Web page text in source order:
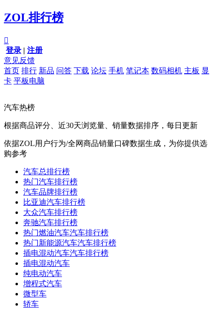
ZOL排行榜

登录 | 注册
意见反馈
首页 排行 新品 问答 下载 论坛 手机 笔记本 数码相机 主板 显
卡 平板电脑
汽车热榜
根据商品评分、近30天浏览量、销量数据排序，每日更新
依据ZOL用户行为/全网商品销量口碑数据生成，为你提供选
购参考
汽车总排行榜
热门汽车排行榜
汽车品牌排行榜
比亚迪汽车排行榜
大众汽车排行榜
奔驰汽车排行榜
热门燃油汽车汽车排行榜
热门新能源汽车汽车排行榜
插电混动汽车汽车排行榜
插电混动汽车
纯电动汽车
增程式汽车
微型车
轿车